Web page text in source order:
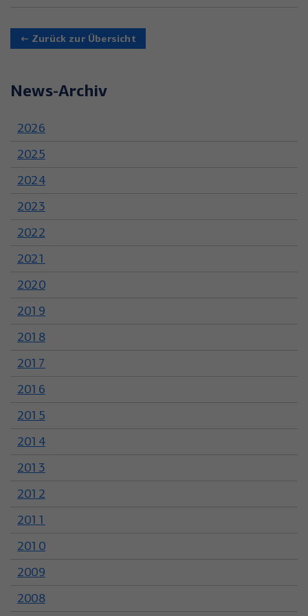
← Zurück zur Übersicht
News-Archiv
2026
2025
2024
2023
2022
2021
2020
2019
2018
2017
2016
2015
2014
2013
2012
2011
2010
2009
2008